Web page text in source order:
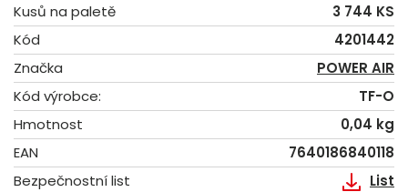
Kusů na paletě
3 744 KS
Kód
4201442
Značka
POWER AIR
Kód výrobce:
TF-O
Hmotnost
0,04 kg
EAN
7640186840118
Bezpečnostní list
List